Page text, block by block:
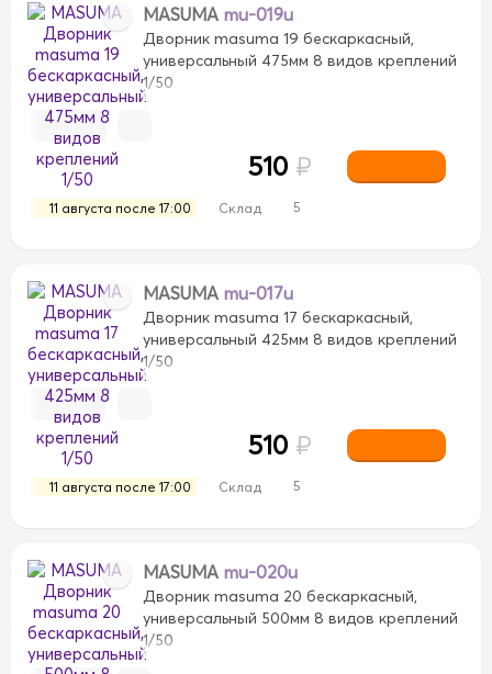
MASUMA mu-019u
Дворник masuma 19 бескаркасный,
универсальный 475мм 8 видов креплений
1/50
11 августа после 17:00 Склад 5
510 ₽
MASUMA mu-017u
Дворник masuma 17 бескаркасный,
универсальный 425мм 8 видов креплений
1/50
11 августа после 17:00 Склад 5
510 ₽
MASUMA mu-020u
Дворник masuma 20 бескаркасный,
универсальный 500мм 8 видов креплений
1/50